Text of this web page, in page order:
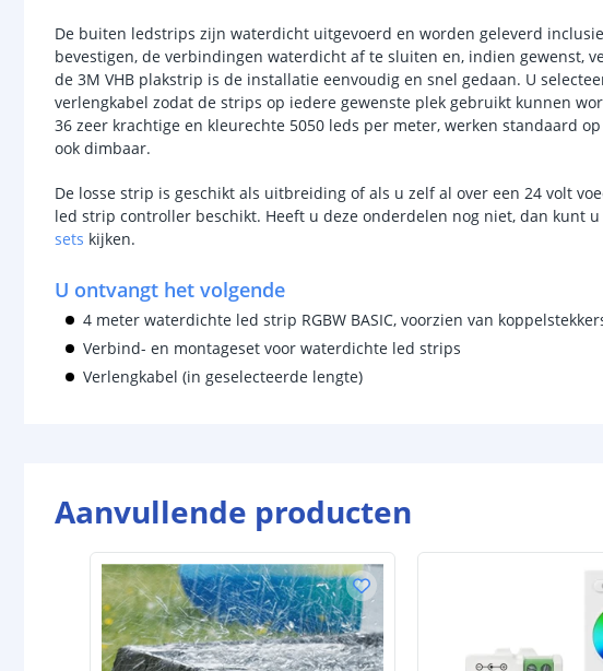
De buiten ledstrips zijn waterdicht uitgevoerd en worden geleverd
bevestigen, de verbindingen waterdicht af te sluiten en, indien gewenst,
de 3M VHB plakstrip is de installatie eenvoudig en snel gedaan. U
verlengkabel zodat de strips op iedere gewenste plek gebruikt kunnen
36 zeer krachtige en kleurechte 5050 leds per meter, werken standaard
ook dimbaar.
De losse strip is geschikt als uitbreiding of als u zelf al over een 24 volt
led strip controller beschikt. Heeft u deze onderdelen nog niet, dan kunt
sets kijken.
U ontvangt het volgende
4 meter waterdichte led strip RGBW BASIC, voorzien van
Verbind- en montageset voor waterdichte led strips
Verlengkabel (in geselecteerde lengte)
Aanvullende producten